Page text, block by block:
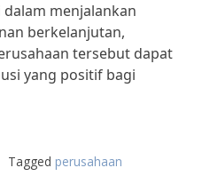
menjalankan
berkelanjutan,
tersebut dapat
yang positif bagi
Tagged perusahaan